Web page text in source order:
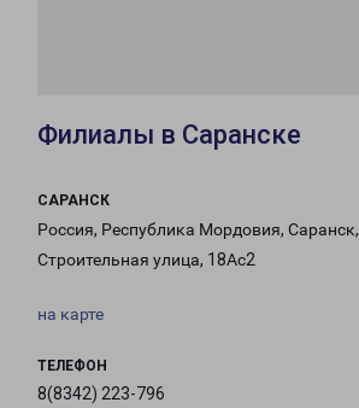
Филиалы в Саранске
САРАНСК
Россия, Республика Мордовия, Саранск,
Строительная улица, 18Ас2
на карте
ТЕЛЕФОН
8(8342) 223-796